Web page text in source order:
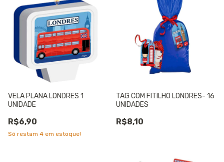
VELA PLANA LONDRES 1
UNIDADE
R$6,90
Só restam 4 em estoque!
TAG COM FITILHO LONDRES- 16
UNIDADES
R$8,10